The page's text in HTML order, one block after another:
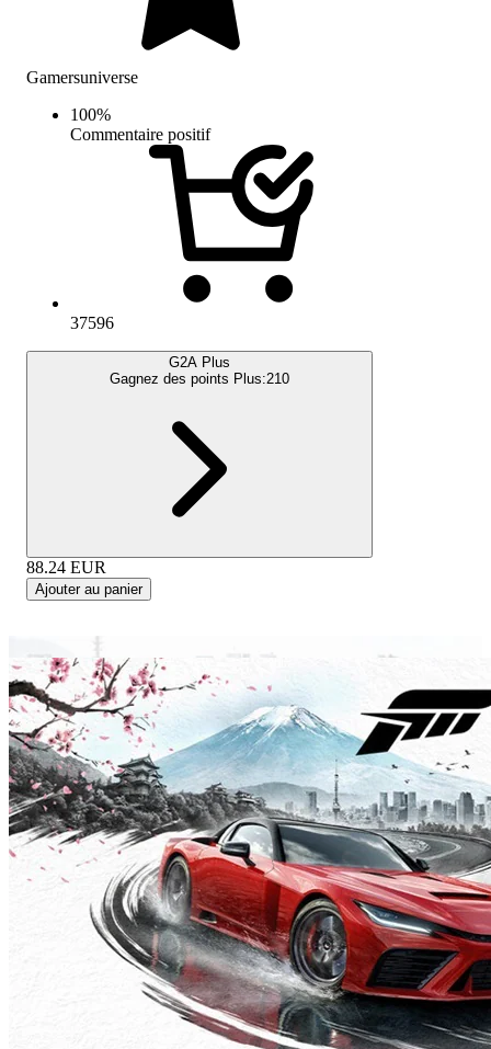
Gamersuniverse
100%
Commentaire positif
37596
G2A Plus
Gagnez des points Plus:210
88.24 EUR
Ajouter au panier